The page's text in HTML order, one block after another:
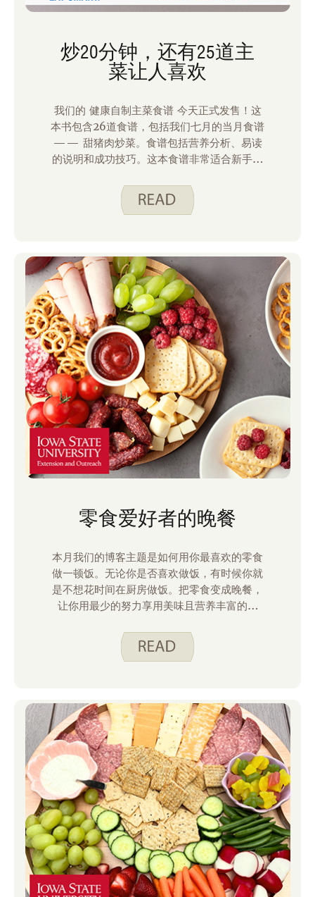
炒20分钟，还有25道主
菜让人喜欢
我们的 健康自制主菜食谱 今天正式发售！这
本书包含26道食谱，包括我们七月的当月食谱
—— 甜猪肉炒菜。食谱包括营养分析、易读
的说明和成功技巧。这本食谱非常适合新手和
饪变得简单，包括：
零食爱好者的晚餐
本月我们的博客主题是如何用你最喜欢的零食
做一顿饭。无论你是否喜欢做饭，有时候你就
是不想花时间在厨房做饭。把零食变成晚餐，
让你用最少的努力享用美味且营养丰富的餐